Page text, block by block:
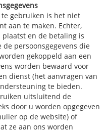
gebruiken is het niet
aan te maken. Echter,
en de betaling is
persoonsgegevens die
gekoppeld aan een
worden bewaard voor
dienst (het aanvragen van
te bieden.
uitsluitend de
door u worden opgegeven
op de website) of
ze aan ons worden